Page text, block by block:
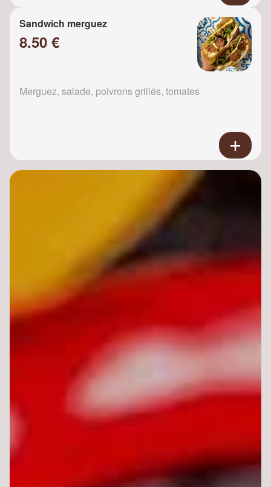
Sandwich merguez
8.50 €
Merguez, salade, poivrons grillés, tomates